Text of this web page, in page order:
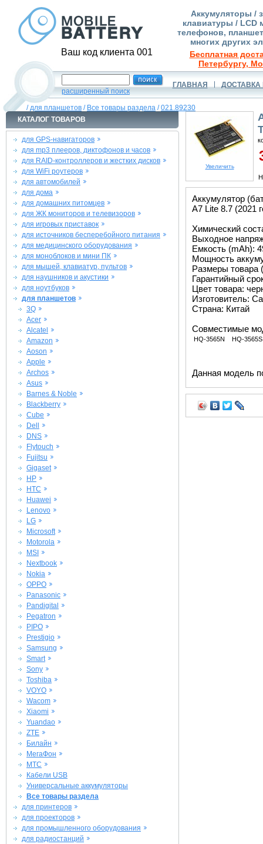
Ваш код клиента 001
Аккумуляторы /
клавиатуры / LCD
телефонов,
многих других
Бесплатная
Петербургу,
расширенный поиск
ГЛАВНАЯ ДОСТАВКА
/для планшетов / Все товары раздела /021.89230
КАТАЛОГ ТОВАРОВ
для GPS-навигаторов
для mp3 плееров, диктофонов и часов
для RAID-контроллеров и жестких дисков
для WiFi роутеров
для автомобилей
для дома
для домашних питомцев
для ЖК мониторов и телевизоров
для игровых приставок
для источников бесперебойного питания
для медицинского оборудования
для моноблоков и мини ПК
для мышей, клавиатур, пультов
для наушников и акустики
для ноутбуков
для планшетов
3Q
Acer
Alcatel
Amazon
Aoson
Apple
Archos
Asus
Barnes & Noble
Blackberry
Cube
Dell
DNS
Flytouch
Fujitsu
Gigaset
HP
HTC
Huawei
Lenovo
LG
Microsoft
Motorola
MSI
Nextbook
Nokia
OPPO
Panasonic
Pandigital
Pegatron
PIPO
Prestigio
Samsung
Smart
Sony
Toshiba
VOYO
Wacom
Xiaomi
Yuandao
ZTE
Билайн
МегаФон
МТС
Кабели USB
Универсальные аккумуляторы
Все товары раздела
для принтеров
для проекторов
для промышленного оборудования
для радиостанций
Увеличить
Аккумулятор
A7 Lite 8.7 (2021
Химический
Выходное
Емкость (mAh):
Мощность
Размеры товара
Гарантийный
Цвет товара:
Изготовитель:
Страна: Китай
Совместимые
HQ-3565N HQ-3565S
Данная модель